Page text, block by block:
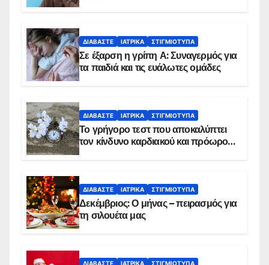
ΔΙΑΒΆΣΤΕ ΙΑΤΡΙΚΆ ΣΤΙΓΜΙΌΤΥΠΑ
Σε έξαρση η γρίπη Α: Συναγερμός για
τα παιδιά και τις ευάλωτες ομάδες
ΔΙΑΒΆΣΤΕ ΙΑΤΡΙΚΆ ΣΤΙΓΜΙΌΤΥΠΑ
Το γρήγορο τεστ που αποκαλύπτει
τον κίνδυνο καρδιακού και πρόωρου
ΔΙΑΒΆΣΤΕ ΙΑΤΡΙΚΆ ΣΤΙΓΜΙΌΤΥΠΑ
Δεκέμβριος: Ο μήνας – πειρασμός για
τη σιλουέτα μας
ΔΙΑΒΆΣΤΕ ΙΑΤΡΙΚΆ ΣΤΙΓΜΙΌΤΥΠΑ